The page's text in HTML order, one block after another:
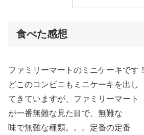
食べた感想
ファミリーマートのミニケーキです！
どこのコンビニもミニケーキを出し
てきていますが、ファミリーマート
が一番無難な見た目で、無難な
味で無難な種類。。。定番の定番